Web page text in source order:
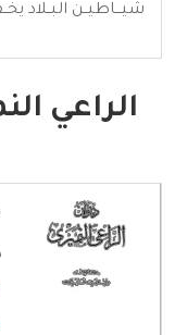
شيـــاطيــن البــلاد
الراعي